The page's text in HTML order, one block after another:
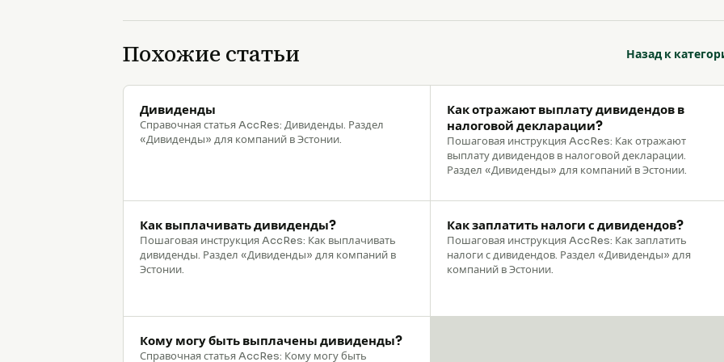
Похожие статьи Назад к
Дивиденды
Справочная статья AccRes: Дивиденды. Раздел
«Дивиденды» для компаний в Эстонии.
Как отражают выплату дивидендов в
налоговой декларации?
Пошаговая инструкция AccRes: Как отражают
выплату дивидендов в налоговой декларации.
Раздел «Дивиденды» для компаний в Эстонии.
Как выплачивать дивиденды?
Пошаговая инструкция AccRes: Как выплачивать
дивиденды. Раздел «Дивиденды» для компаний в
Эстонии.
Как заплатить налоги с дивидендов?
Пошаговая инструкция AccRes: Как заплатить
налоги с дивидендов. Раздел «Дивиденды» для
компаний в Эстонии.
Кому могу быть выплачены дивиденды?
Справочная статья AccRes: Кому могу быть